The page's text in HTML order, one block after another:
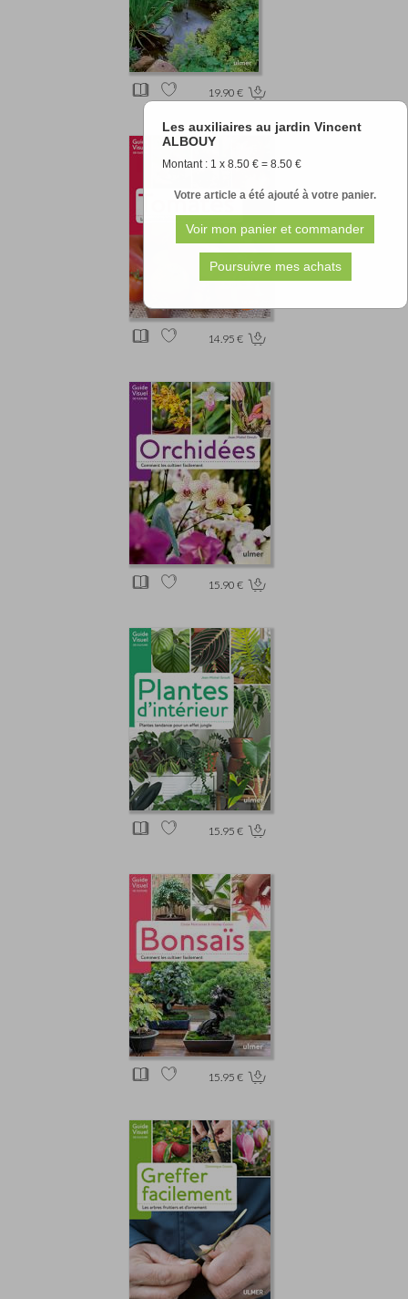
Les auxiliaires au jardin Vincent
ALBOUY
Montant : 1 x 8.50 € = 8.50 €
Votre article a été ajouté à votre panier.
19.90 €
14.95 €
15.90 €
15.95 €
15.95 €